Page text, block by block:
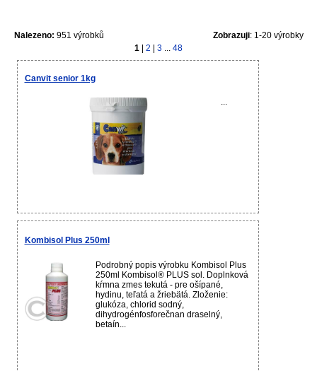
Nalezeno: 951 výrobků Zobrazuji: 1-20 výrobky
1
2 3 ... 48
Canvit senior 1kg
...
Kombisol Plus 250ml
Podrobný popis výrobku Kombisol Plus
250ml Kombisol® PLUS sol. Doplnková
kŕmna zmes tekutá - pre ošípané,
hydinu, teľatá a žriebätá. Zloženie:
glukóza, chlorid sodný,
dihydrogénfosforečnan draselný,
betaín...